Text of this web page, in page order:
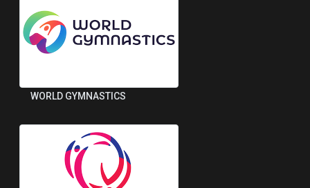
WORLD GYMNASTICS